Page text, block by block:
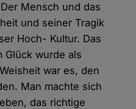
Mensch und das
und seiner Tragik
Hoch- Kultur. Das
Glück wurde als
war es, den
Man machte sich
das richtige